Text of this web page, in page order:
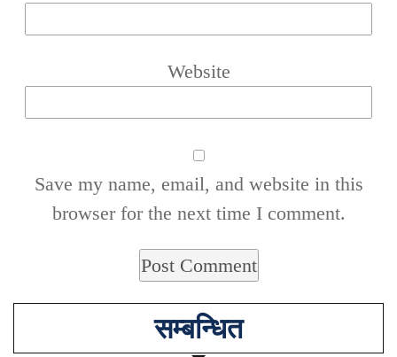
Website
Save my name, email, and website in this
browser for the next time I comment.
सम्बन्धित